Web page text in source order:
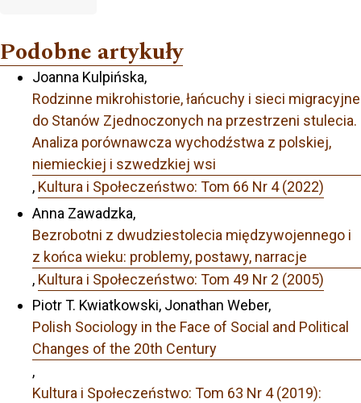
Podobne artykuły
Joanna Kulpińska,
Rodzinne mikrohistorie, łańcuchy i sieci migracyjne
do Stanów Zjednoczonych na przestrzeni stulecia.
Analiza porównawcza wychodźstwa z polskiej,
niemieckiej i szwedzkiej wsi
, Kultura i Społeczeństwo: Tom 66 Nr 4 (2022)
Anna Zawadzka,
Bezrobotni z dwudziestolecia międzywojennego i
z końca wieku: problemy, postawy, narracje
, Kultura i Społeczeństwo: Tom 49 Nr 2 (2005)
Piotr T. Kwiatkowski, Jonathan Weber,
Polish Sociology in the Face of Social and Political
Changes of the 20th Century
,
Kultura i Społeczeństwo: Tom 63 Nr 4 (2019):